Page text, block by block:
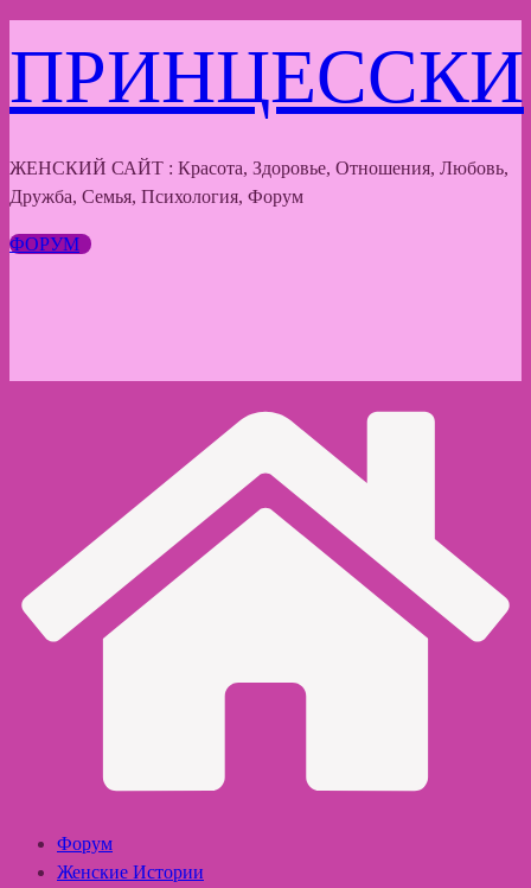
к
содержимому
ПРИНЦЕССКИ
ЖЕНСКИЙ САЙТ : Красота, Здоровье, Отношения, Любовь,
Дружба, Семья, Психология, Форум
ФОРУМ
Форум
Женские Истории